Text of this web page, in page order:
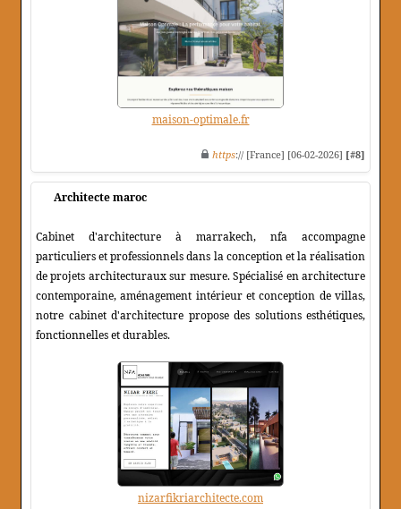
maison-optimale.fr
https:// [France] [06-02-2026] [#8]
Architecte maroc
Cabinet d'architecture à marrakech, nfa accompagne
particuliers et professionnels dans la conception et la réalisation
de projets architecturaux sur mesure. Spécialisé en architecture
contemporaine, aménagement intérieur et conception de villas,
notre cabinet d'architecture propose des solutions esthétiques,
fonctionnelles et durables.
nizarfikriarchitecte.com